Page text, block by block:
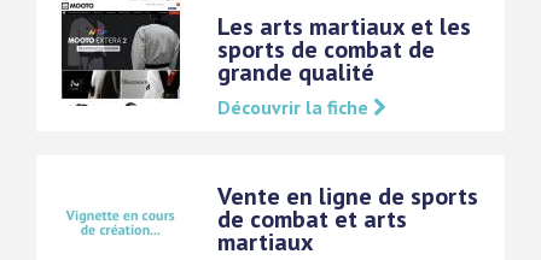
Les arts martiaux et les
sports de combat de
grande qualité
Découvrir la fiche
Vente en ligne de sports
de combat et arts
martiaux